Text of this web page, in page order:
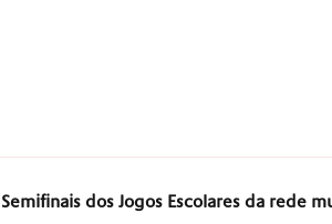
Semifinais dos Jogos Escolares da rede